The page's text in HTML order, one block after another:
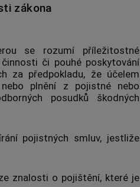
zákona
se rozumí příležitostné
či pouhé poskytování
za předpokladu, že účelem
plnění z pojistné nebo
posudků škodných
pojistných smluv, jestliže
znalosti o pojištění, které je